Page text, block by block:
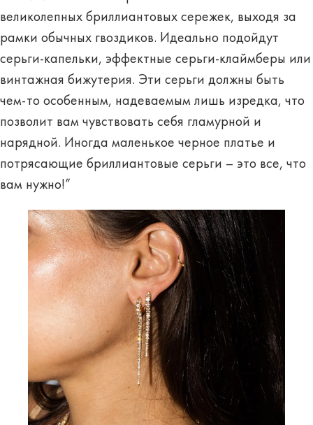
великолепных бриллиантовых сережек, выходя за
рамки обычных гвоздиков. Идеально подойдут
серьги-капельки, эффектные серьги-клаймберы или
винтажная бижутерия. Эти серьги должны быть
чем-то особенным, надеваемым лишь изредка, что
позволит вам чувствовать себя гламурной и
нарядной. Иногда маленькое черное платье и
потрясающие бриллиантовые серьги – это все, что
вам нужно!”